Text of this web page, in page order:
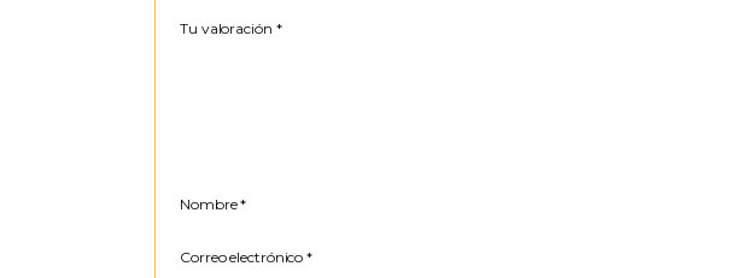
Tu valoración *
Nombre*
Correo electrónico*